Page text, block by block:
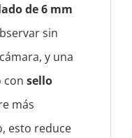
de 6 mm
sin
y una
consello
más
esto reduce